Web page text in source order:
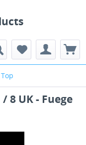
8 UK - Fuege